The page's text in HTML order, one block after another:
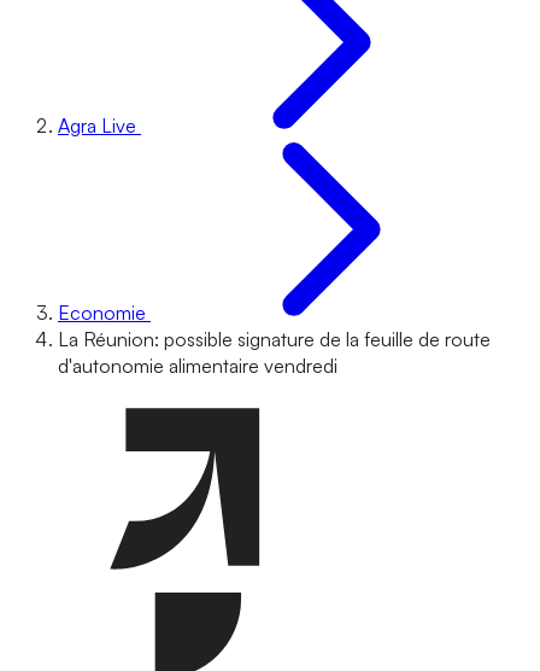
Agra Live
Economie
La Réunion: possible signature de la feuille de route
d'autonomie alimentaire vendredi